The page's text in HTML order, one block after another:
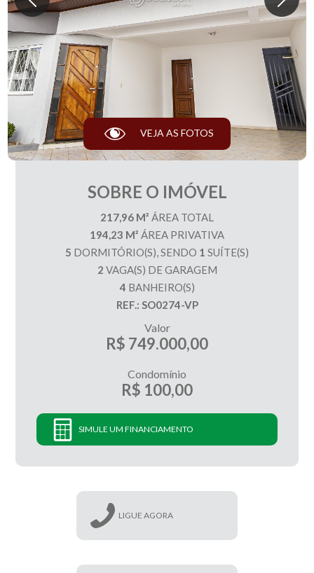
VEJA AS FOTOS
SOBRE O IMÓVEL
217,96 M² ÁREA TOTAL
194,23 M² ÁREA PRIVATIVA
5 DORMITÓRIO(S), SENDO 1 SUÍTE(S)
2 VAGA(S) DE GARAGEM
4 BANHEIRO(S)
REF.: SO0274-VP
Valor
R$ 749.000,00
Condomínio
R$ 100,00
SIMULE UM FINANCIAMENTO
LIGUE AGORA